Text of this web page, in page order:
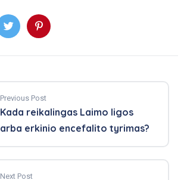
Previous Post
Kada reikalingas Laimo ligos
arba erkinio encefalito tyrimas?
Next Post